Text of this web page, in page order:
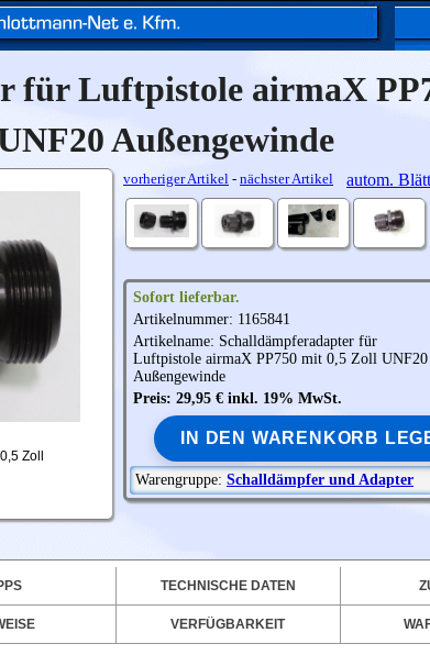
für Luftpistole airmaX
Außengewinde
Zoll
vorheriger Artikel - nächster Artikel autom.
Sofort lieferbar.
Artikelnummer: 1165841
Artikelname: Schalldämpferadapter für
Luftpistole airmaX PP750 mit 0,5 Zoll UNF20
Außengewinde
Preis: 29,95 € inkl. 19% MwSt.
IN DEN WARENKORB
Warengruppe: Schalldämpfer und Adapter
TECHNISCHE DATEN
VERFÜGBARKEIT